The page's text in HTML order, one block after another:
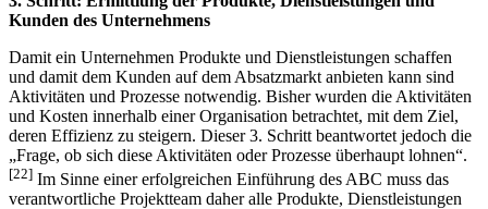
Kunden des Unternehmens
Damit ein Unternehmen Produkte und Dienstleistungen schaffen
und damit dem Kunden auf dem Absatzmarkt anbieten kann sind
Aktivitäten und Prozesse notwendig. Bisher wurden die Aktivitäten
und Kosten innerhalb einer Organisation betrachtet, mit dem Ziel,
deren Effizienz zu steigern. Dieser 3. Schritt beantwortet jedoch die
„Frage, ob sich diese Aktivitäten oder Prozesse überhaupt lohnen“.
[22] Im Sinne einer erfolgreichen Einführung des ABC muss das
verantwortliche Projektteam daher alle Produkte, Dienstleistungen